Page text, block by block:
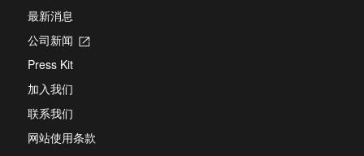
最新消息
公司新闻
Opens
Press Kit
加入我们
联系我们
网站使用条款